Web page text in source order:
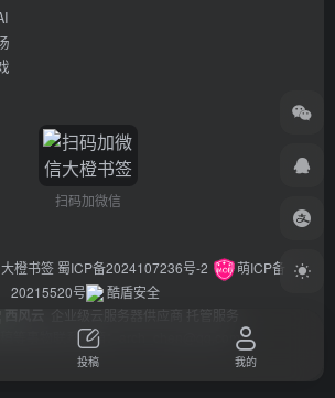
扫码加微信
大橙书签 蜀ICP备2024107236号-2
萌ICP备
20215520号
酷盾安全
西风云 企业级云服务器供应商 托管服务
等事物联系邮箱：arch_chen@qq.com
投稿 我的